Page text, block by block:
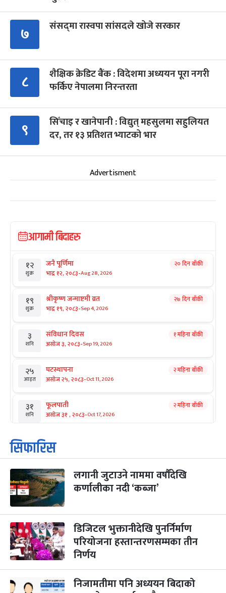
७ संसद्‍मा रास्वपा सांसदले खोजे सरकार
८
शैक्षिक क्रेडिट बैंक : विदेशमा अध्ययन पूरा नगरी
फर्किए नेपालमा निरन्तरता
९
सिँचाइ र खानेपानी : विद्युत् महसुलमा सहुलियत
दर, तर १३ प्रतिशत भ्याटको भार
Advertisment
आगामी बिदाहरु
१२
शुक्र
जनै पूर्णिमा
भाद्र १२, २०८३-Aug 28, 2026
२० दिन बाँकी
१९
शुक्र
श्रीकृष्ण जन्माष्टमी व्रत
भाद्र १९, २०८३-Sep 4, 2026
२७ दिन बाँकी
३
शनि
संविधान दिवस
असोज ३, २०८३-Sep 19, 2026
१ महिना बाँकी
२५
आइत
घटस्थापना
असोज २५, २०८३-Oct 11, 2026
२ महिना बाँकी
३१
शनि
फूलपाती
असोज ३१ , २०८३-Oct 17, 2026
२ महिना बाँकी
१
आइत
कार्तिक सङ्क्रान्ति
कार्तिक १, २०८३
३
मंगल
महानवमी
कार्तिक ३, २०८३-Oct 20, 2026
२ महिना बाँकी
४
बुध कार्तिक ४, २०८३-Oct 21, 2026
५
बिहि
पापा‌ङ्कुशा एकादशी व्रत
कार्तिक ५, २०८३-Oct 22, 2026
२ महिना बाँकी
२२ कुकुर तिहार ३ महिना बाँकी
सिफारिस
लगानी जुटाउने नाममा वर्षौंदेखि
कर्णालीका नदी ‘कब्जा’
डिजिटल भुक्तानीदेखि पुनर्निर्माण
परियोजना हस्तान्तरणसम्मका तीन
निर्णय
निजामतीमा पनि अध्ययन बिदाको